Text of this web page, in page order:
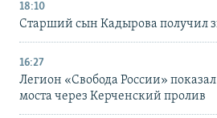
18:10
Старший сын Кадырова получил
16:27
Легион «Свобода России»
моста через Керченский пролив